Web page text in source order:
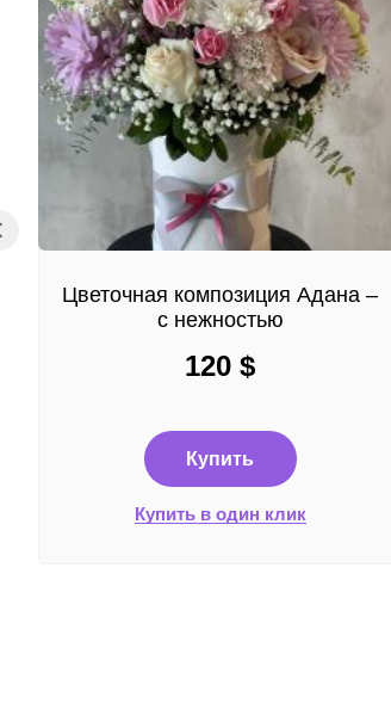
Цветочная композиция Адана –
с нежностью
120 $
Купить
Купить в один клик